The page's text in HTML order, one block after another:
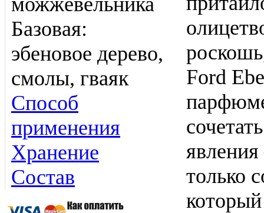
Базовая:
эбеновое дерево,
смолы, гваяк
Способ
применения
Хранение
Состав
Ford
только